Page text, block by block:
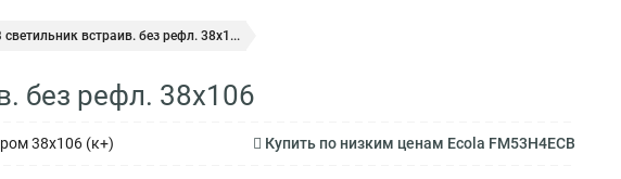
светильник встраив. без рефл. 38x1...
без рефл. 38x106
38x106 (к+) Купить по низким ценам Ecola FM53H4ECB